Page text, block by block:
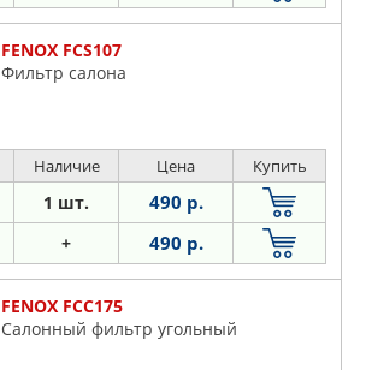
FENOX FCS107
Фильтр салона
Наличие Цена Купить
1 шт. 490 р.
+ 490 р.
FENOX FCC175
Салонный фильтр угольный